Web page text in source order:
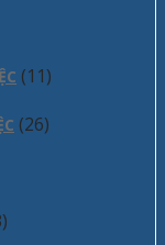
(11)
(26)